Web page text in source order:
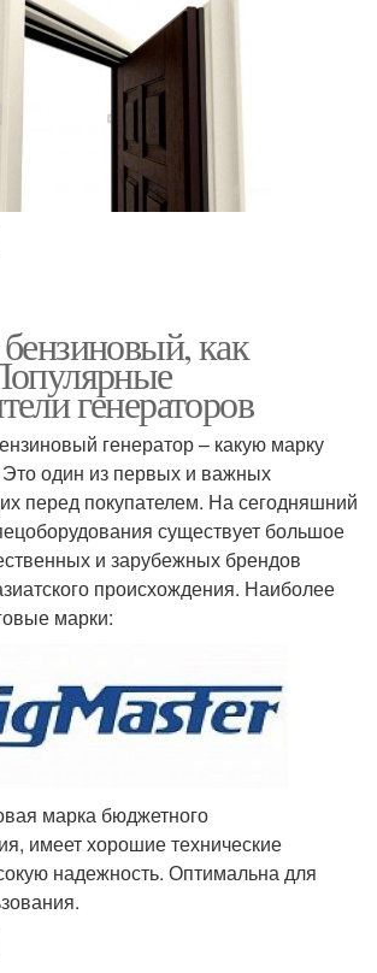
как
генераторов
генератор – какую марку
один из первых и важных
перед покупателем. На сегодняшний
существует большое
и зарубежных брендов
происхождения. Наиболее
марки:
марка бюджетного
имеет хорошие технические
надежность. Оптимальна для